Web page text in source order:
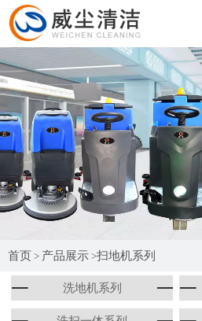
网站首页
产品展示
行业应用
产品百科
生产厂房
联系我们
首页 > 产品展示 >扫地机系列
洗地机系列